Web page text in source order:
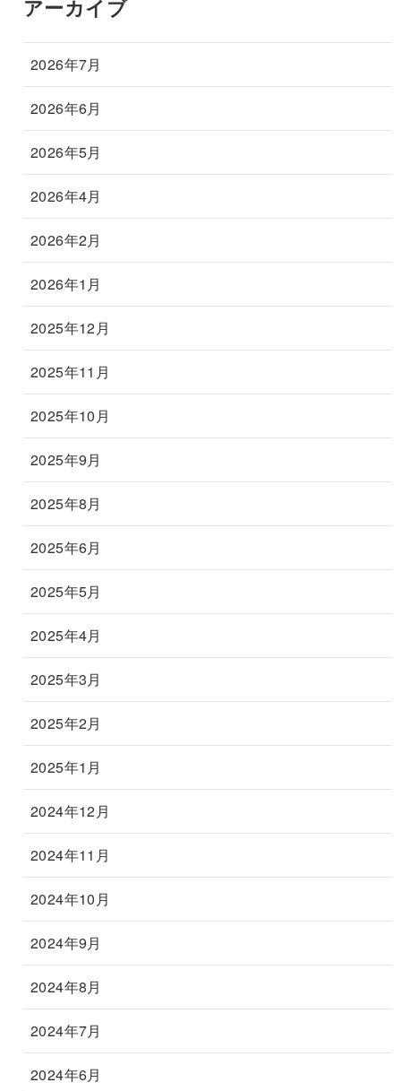
アーカイブ
2026年7月
2026年6月
2026年5月
2026年4月
2026年2月
2026年1月
2025年12月
2025年11月
2025年10月
2025年9月
2025年8月
2025年6月
2025年5月
2025年4月
2025年3月
2025年2月
2025年1月
2024年12月
2024年11月
2024年10月
2024年9月
2024年8月
2024年7月
2024年6月